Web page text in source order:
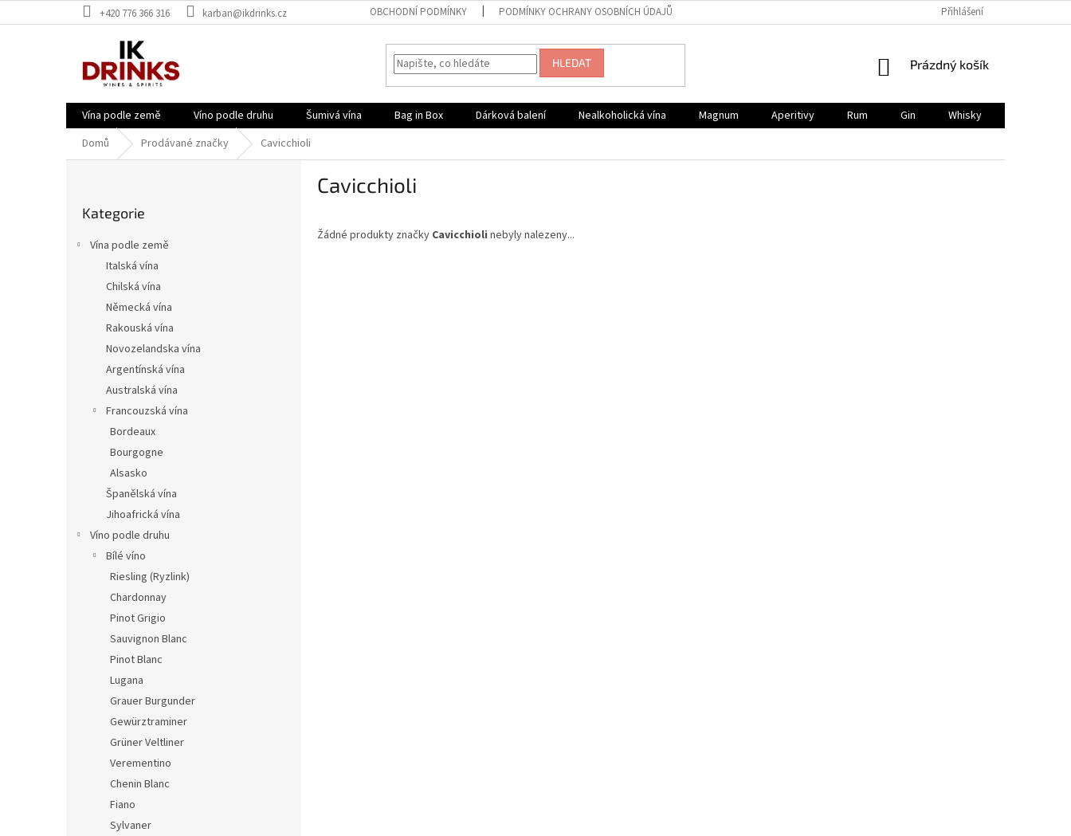
na
+420 776 366 316 karban@ikdrinks.cz OBCHODNÍ PODMÍNKY PODMÍNKY OCHRANY OSOBNÍCH ÚDAJŮ Přihlášení
HLEDAT
NÁKUPNÍ
Prázdný košík
Vína podle země Víno podle druhu Šumivá vína Bag in Box Dárková balení Nealkoholická vína Magnum Aperitivy Rum Gin Whisky
Domů
Prodávané značky Cavicchioli
kategorie
Kategorie
Vína podle země
Italská vína
Chilská vína
Německá vína
Rakouská vína
Novozelandska vína
Argentínská vína
Australská vína
Francouzská vína
Bordeaux
Bourgogne
Alsasko
Španělská vína
Jihoafrická vína
Víno podle druhu
Bílé víno
Riesling (Ryzlink)
Chardonnay
Pinot Grigio
Sauvignon Blanc
Pinot Blanc
Lugana
Grauer Burgunder
Gewürztraminer
Grüner Veltliner
Verementino
Chenin Blanc
Fiano
Sylvaner
Cavicchioli
Žádné produkty značky Cavicchioli nebyly nalezeny...